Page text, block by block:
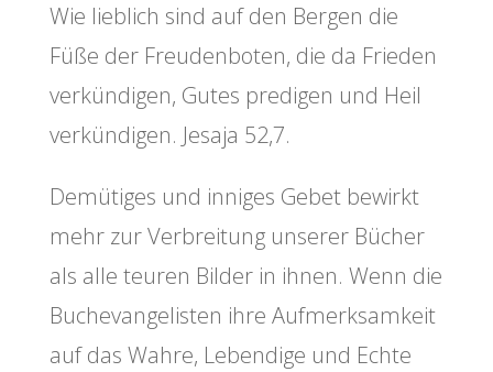
Wie lieblich sind auf den Bergen die
Füße der Freudenboten, die da Frieden
verkündigen, Gutes predigen und Heil
verkündigen. Jesaja 52,7.
Demütiges und inniges Gebet bewirkt
mehr zur Verbreitung unserer Bücher
als alle teuren Bilder in ihnen. Wenn die
Buchevangelisten ihre Aufmerksamkeit
auf das Wahre, Lebendige und Echte